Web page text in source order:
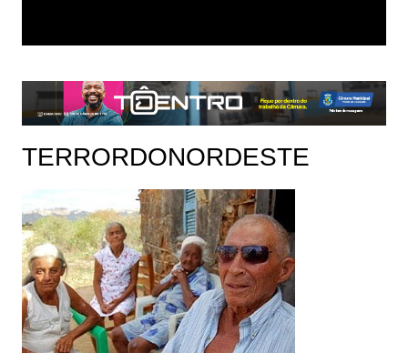
TERRORDONORDESTE